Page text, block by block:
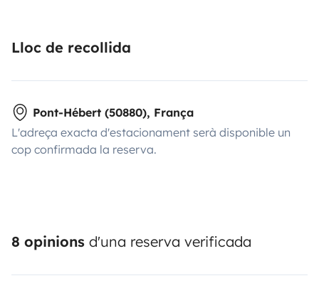
Lloc de recollida
Pont-Hébert (50880), França
L'adreça exacta d'estacionament serà disponible un
cop confirmada la reserva.
8 opinions d'una reserva verificada